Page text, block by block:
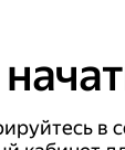
в